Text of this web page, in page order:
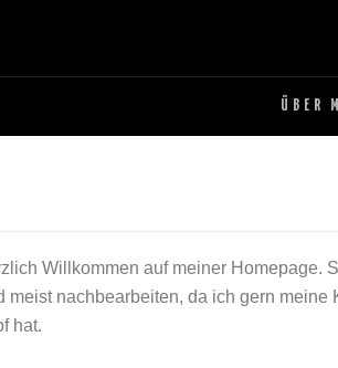
ÜBER
Willkommen auf meiner Homepage.
meist nachbearbeiten, da ich gern meine
hat.